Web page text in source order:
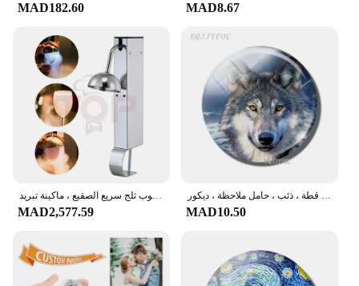
MAD182.60 MAD8.67
اوكسكوب زجاجي فوري فروستر ، كوب ثلج سريع الصقيع ، ماكينة تبريد ، CO2 زجاجي بارد ، مبرد لنبيذ البيرة والويسكي
MAD2,577.59
مغناطيس الثلاجة 30 مللي متر ، ملصق زجاجي مغناطيسي ، حيوان كرتوني ، نمر ، طاووس ، قطة ، ذئب ، حامل ملاحظة ، ديكور
MAD10.50